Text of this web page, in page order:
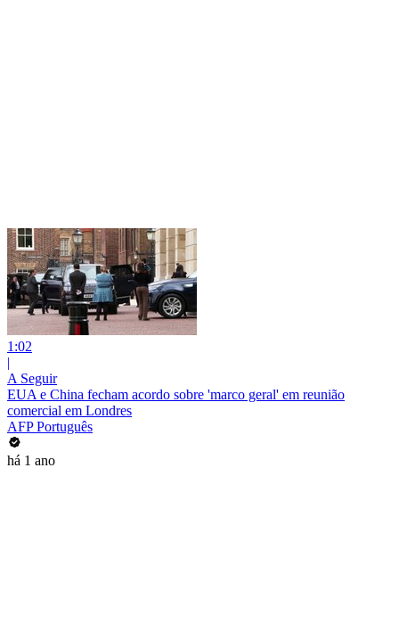
1:02
|
A Seguir
EUA e China fecham acordo sobre 'marco geral' em reunião
comercial em Londres
AFP Português
há 1 ano